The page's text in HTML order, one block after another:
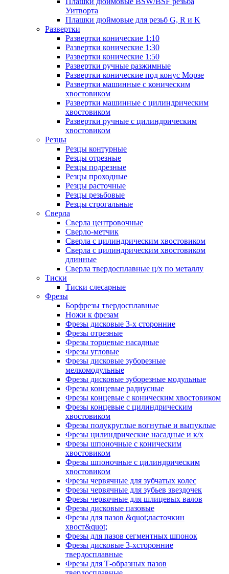
Уитворта
Плашки дюймовые для резьб G, R и K
Развертки
Развертки конические 1:10
Развертки конические 1:30
Развертки конические 1:50
Развертки ручные разжимные
Развертки конические под конус Морзе
Развертки машинные с коническим
хвостовиком
Развертки машинные с цилиндрическим
хвостовиком
Развертки ручные с цилиндрическим
хвостовиком
Резцы
Резцы контурные
Резцы отрезные
Резцы подрезные
Резцы проходные
Резцы расточные
Резцы резьбовые
Резцы строгальные
Сверла
Сверла центровочные
Сверло-метчик
Сверла с цилиндрическим хвостовиком
Сверла с цилиндрическим хвостовиком
длинные
Сверла твердосплавные ц/х по металлу
Тиски
Тиски слесарные
Фрезы
Борфрезы твердосплавные
Ножи к фрезам
Фрезы дисковые 3-х сторонние
Фрезы отрезные
Фрезы торцевые насадные
Фрезы угловые
Фрезы дисковые зуборезные
мелкомодульные
Фрезы дисковые зуборезные модульные
Фрезы концевые радиусные
Фрезы концевые с коническим хвостовиком
Фрезы концевые с цилиндрическим
хвостовиком
Фрезы полукруглые вогнутые и выпуклые
Фрезы цилиндрические насадные и к/х
Фрезы шпоночные с коническим
хвостовиком
Фрезы шпоночные с цилиндрическим
хвостовиком
Фрезы червячные для зубчатых колес
Фрезы червячные для зубьев звездочек
Фрезы червячные для шлицевых валов
Фрезы дисковые пазовые
Фрезы для пазов &quot;ласточкин
хвост&quot;
Фрезы для пазов сегментных шпонок
Фрезы дисковые 3-хсторонние
твердосплавные
Фрезы для Т-образных пазов